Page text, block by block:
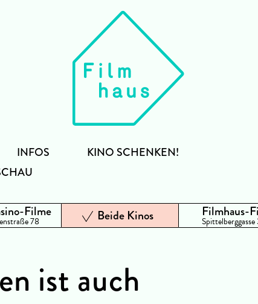
INFOS KINO SCHENKEN!
Filme
78 Beide Kinos Filmhaus-
Spittelberggasse
ist auch